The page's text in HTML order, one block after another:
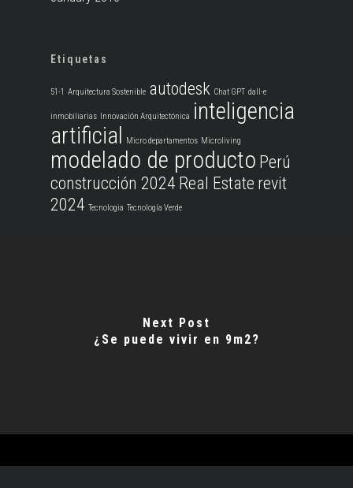
Etiquetas
51-1 Arquitectura Sostenible autodesk Chat GPT dall-e
inmobiliarias Innovación Arquitectónica inteligencia
artificial
Micro departamentos Microliving
modelado de producto Perú
construcción 2024 Real Estate revit
2024 Tecnologia Tecnología Verde
Next Post
¿Se puede vivir en 9m2?